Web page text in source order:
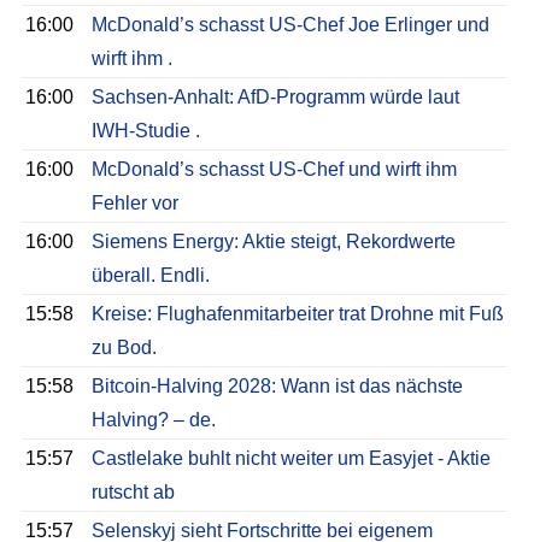
16:00
McDonald’s schasst US-Chef Joe Erlinger und
wirft ihm .
16:00
Sachsen-Anhalt: AfD-Programm würde laut
IWH-Studie .
16:00
McDonald’s schasst US-Chef und wirft ihm
Fehler vor
16:00
Siemens Energy: Aktie steigt, Rekordwerte
überall. Endli.
15:58
Kreise: Flughafenmitarbeiter trat Drohne mit Fuß
zu Bod.
15:58
Bitcoin-Halving 2028: Wann ist das nächste
Halving? – de.
15:57
Castlelake buhlt nicht weiter um Easyjet - Aktie
rutscht ab
15:57
Selenskyj sieht Fortschritte bei eigenem